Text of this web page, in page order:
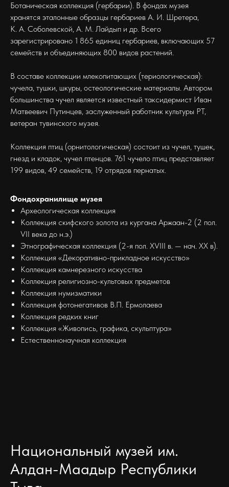
Ботаническая коллекция (гербарии). В фондах музея
хранятся эталонные образцы гербариев А. И. Шретера,
К. А. Соболевской, А. М. Лайдып и др. Всего
зарегистрировано 1 865 единиц гербариев, включающих 57
семейств и объединяющих 800 видов растений.
В составе коллекции млекопитающих (териологическая):
чучела, тушки, шкуры, остеологические материалы. Автором
большинства чучел является известный таксидермист Иван
Матвеевич Путинцев, заслуженный работник культуры РТ,
ветеран тувинского музея.
Коллекция птиц (орнитологическая) состоит из чучел, тушек,
гнезд и кладок, чучел птенцов. 761 чучело птиц представляет
199 видов, 49 семейств, 19 отрядов пернатых.
Фондохранилище музея
Археологическая коллекция
Коллекция скифского золота из кургана Аржаан-2 (2 пол.
VII века до н.э.)
Этнографическая коллекция (2-я пол. XVIII в. — нач. XX в).
Коллекция «Декоративно-прикладное искусство»
Коллекция камнерезного искусства
Коллекция религиозно-культовых предметов
Коллекция нумизматики
Коллекция фотонегативов В.П. Ермолаева
Коллекция редких книг
Коллекция «Живопись, графика, скульптура»
Естественнонаучная коллекция
Национальный музей им.
Алдан-Маадыр Республики